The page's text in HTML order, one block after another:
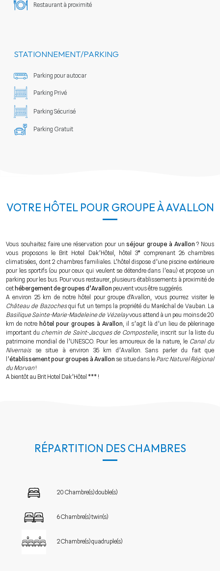
Restaurant à proximité
STATIONNEMENT/PARKING
Parking pour autocar
Parking Privé
Parking Sécurisé
Parking Gratuit
VOTRE HÔTEL POUR GROUPE À AVALLON
Vous souhaitez faire une réservation pour unséjour groupe à Avallon ? Nous
vous proposons le Brit Hotel Dak’Hôtel, hôtel 3* comprenant 26 chambres
climatisées, dont 2 chambres familiales. L’hôtel dispose d’une piscine extérieure
pour les sportifs (ou pour ceux qui veulent se détendre dans l’eau) et propose un
parking pour les bus. Pour vous restaurer, plusieurs établissements à proximité de
cet hébergement de groupes d’Avallon peuvent vous être suggérés.
A environ 25 km de notre hôtel pour groupe d'Avallon, vous pourrez visiter le
Château de Bazochesqui fut un temps la propriété du Maréchal de Vauban. La
Basilique Sainte-Marie-Madeleine de Vézelayvous attend à un peu moins de 20
km de notre hôtel pour groupes à Avallon , il s’agit là d’un lieu de pèlerinage
important du chemin de Saint-Jacques de Compostelle, inscrit sur la liste du
patrimoine mondial de l’UNESCO. Pour les amoureux de la nature, le Canal du
Nivernaisse situe à environ 35 km d’Avallon. Sans parler du fait que
l’établissement pour groupes à Avallon se situe dans le Parc Naturel Régional
du Morvan!
A bientôt au Brit Hotel Dak’Hôtel *** !
RÉPARTITION DES CHAMBRES
20 Chambre(s) double(s)
6 Chambre(s) twin(s)
2 Chambre(s) quadruple(s)